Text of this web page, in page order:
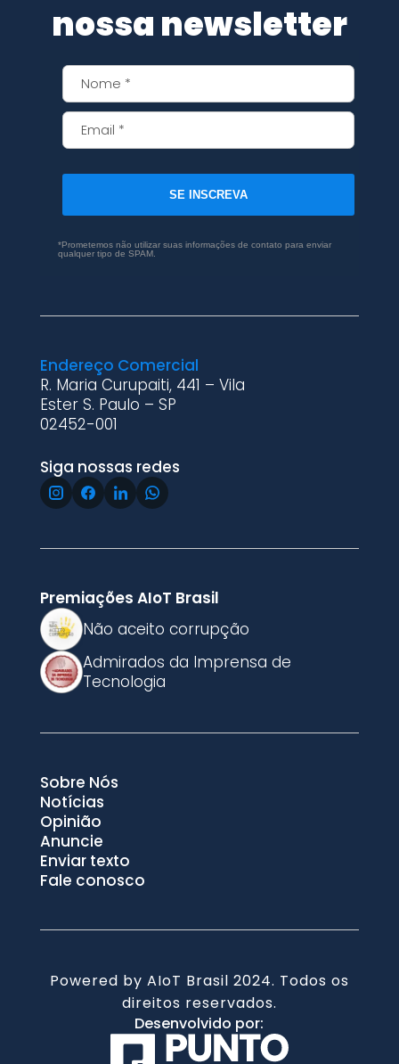
nossa newsletter
SE INSCREVA
*Prometemos não utilizar suas informações de contato para enviar
qualquer tipo de SPAM.
Endereço Comercial
R. Maria Curupaiti, 441 – Vila
Ester S. Paulo – SP
02452-001
Siga nossas redes
Premiações AIoT Brasil
Não aceito corrupção
Admirados da Imprensa de
Tecnologia
Sobre Nós
Notícias
Opinião
Anuncie
Enviar texto
Fale conosco
Powered by AIoT Brasil 2024. Todos os
direitos reservados.
Desenvolvido por: